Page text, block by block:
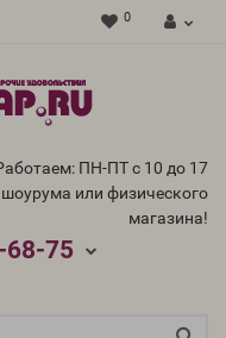
0
ПН-ПТ с 10 до 17
или физического
магазина!
68-75